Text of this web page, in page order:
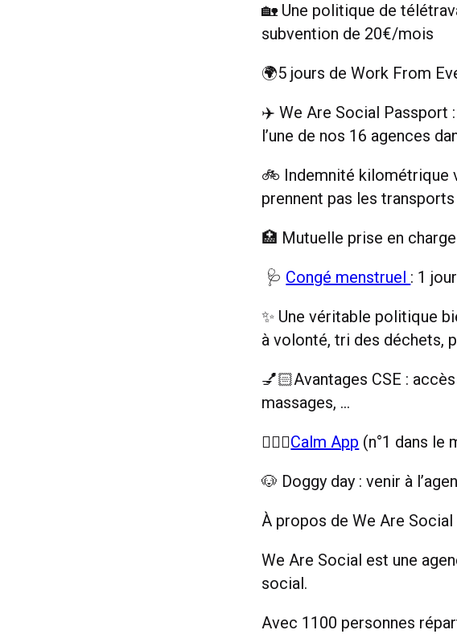
🏡 Une politique de
subvention de 20€/mois
🌍5 jours de Work From
✈️ We Are Social Passport
l’une de nos 16 agences
🚲 Indemnité kilométrique
prennent pas les
🏥 Mutuelle prise en
🩺 Congé menstruel : 1
✨ Une véritable politique
à volonté, tri des déchets,
💅🏻Avantages CSE :
massages, …
💆🏻‍♀️Calm App (n°1 dans le
🐶 Doggy day : venir à
À propos de We Are Social
We Are Social est une
social.
Avec 1100 personnes